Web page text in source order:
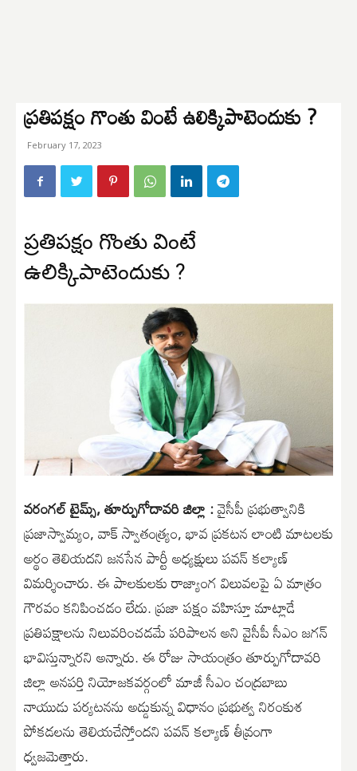
ప్రతిపక్షం గొంతు వింటే ఉలిక్కిపాటెందుకు ?
February 17, 2023
ప్రతిపక్షం గొంతు వింటే
ఉలిక్కిపాటెందుకు ?
వరంగల్ టైమ్స్, తూర్పుగోదావరి జిల్లా :వైసీపీ ప్రభుత్వానికి
ప్రజాస్వామ్యం, వాక్ స్వాతంత్ర్యం, భావ ప్రకటన లాంటి మాటలకు
అర్థం తెలియదని జనసేన పార్టీ అధ్యక్షులు పవన్ కల్యాణ్
విమర్శించారు. ఈ పాలకులకు రాజ్యాంగ విలువలపై ఏ మాత్రం
గౌరవం కనిపించడం లేదు. ప్రజా పక్షం వహిస్తూ మాట్లాడే
ప్రతిపక్షాలను నిలువరించడమే పరిపాలన అని వైసీపీ సీఎం జగన్
భావిస్తున్నారని అన్నారు. ఈ రోజు సాయంత్రం తూర్పుగోదావరి
జిల్లా అనపర్తి నియోజకవర్గంలో మాజీ సీఎం చంద్రబాబు
నాయుడు పర్యటనను అడ్డుకున్న విధానం ప్రభుత్వ నిరంకుశ
పోకడలను తెలియచేస్తోందని పవన్ కల్యాణ్ తీవ్రంగా
ధ్వజమెత్తారు.